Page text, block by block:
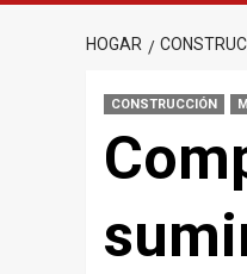
HOGAR
CONSTRUCCIÓN